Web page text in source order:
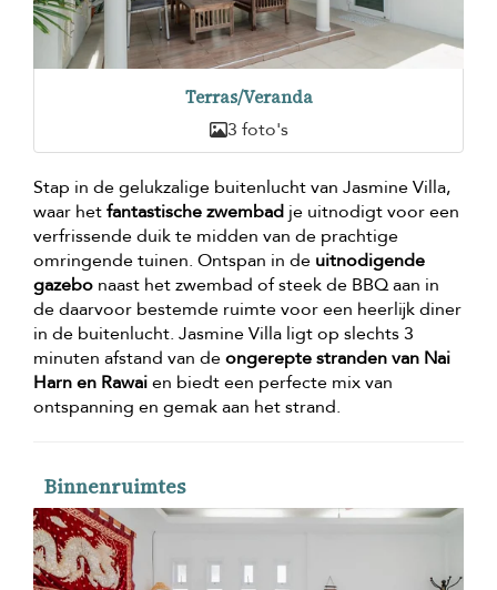
Terras/Veranda
3 foto's
Stap in de gelukzalige buitenlucht van Jasmine Villa,
waar hetfantastische zwembad je uitnodigt voor een
verfrissende duik te midden van de prachtige
omringende tuinen. Ontspan in de uitnodigende
gazebo naast het zwembad of steek de BBQ aan in
de daarvoor bestemde ruimte voor een heerlijk diner
in de buitenlucht. Jasmine Villa ligt op slechts 3
minuten afstand van deongerepte stranden van Nai
Harn en Rawaien biedt een perfecte mix van
ontspanning en gemak aan het strand.
Binnenruimtes